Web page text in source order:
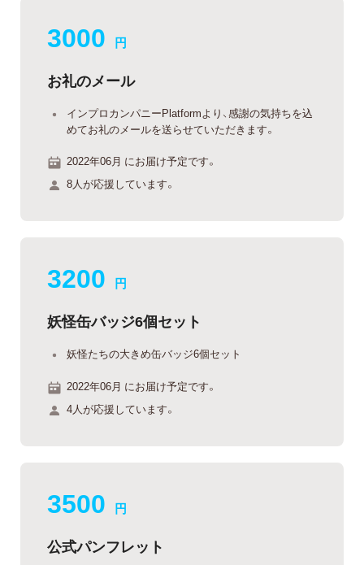
3000 円
お礼のメール
インプロカンパニーPlatformより、感謝の気持ちを込
めてお礼のメールを送らせていただきます。
2022年06月 にお届け予定です。
8人が応援しています。
3200 円
妖怪缶バッジ6個セット
妖怪たちの大きめ缶バッジ6個セット
2022年06月 にお届け予定です。
4人が応援しています。
3500 円
公式パンフレット